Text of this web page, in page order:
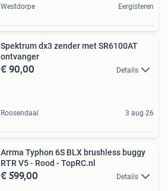
Westdorpe Eergisteren
Spektrum dx3 zender met SR6100AT
ontvanger
€ 90,00 Details
Roosendaal 3 aug 26
Arrma Typhon 6S BLX brushless buggy
RTR V5 - Rood - TopRC.nl
€ 599,00 Details